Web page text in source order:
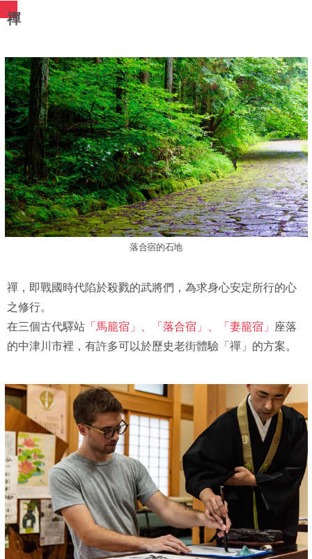
禪
落合宿的石地
禪，即戰國時代陷於殺戮的武將們，為求身心安定所行的心
之修行。
在三個古代驛站 「馬籠宿」、「落合宿」、「妻籠宿」
座落
的中津川市裡，有許多可以於歷史老街體驗「禪」的方案。